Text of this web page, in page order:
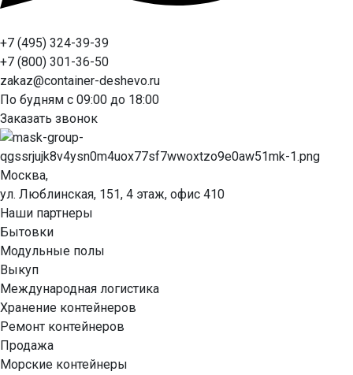
+7 (495) 324-39-39
+7 (800) 301-36-50
zakaz@container-deshevo.ru
По будням с 09:00 до 18:00
Заказать звонок
Москва,
ул. Люблинская, 151, 4 этаж, офис 410
Наши партнеры
Бытовки
Модульные полы
Выкуп
Международная логистика
Хранение контейнеров
Ремонт контейнеров
Продажа
Морские контейнеры